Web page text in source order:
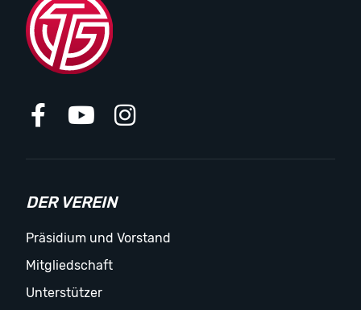
DER VEREIN
Präsidium und Vorstand
Mitgliedschaft
Unterstützer